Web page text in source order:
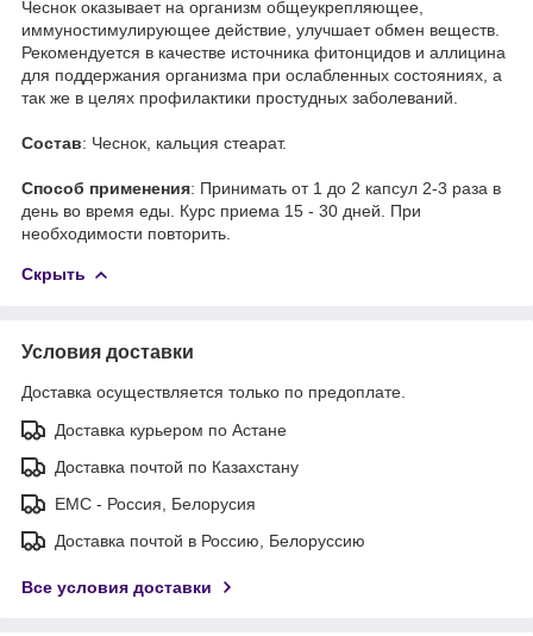
Чеснок оказывает на организм общеукрепляющее,
иммуностимулирующее действие, улучшает обмен веществ.
Рекомендуется в качестве источника фитонцидов и аллицина
для поддержания организма при ослабленных состояниях, а
так же в целях профилактики простудных заболеваний.
Состав: Чеснок, кальция стеарат.
Способ применения: Принимать от 1 до 2 капсул 2-3 раза в
день во время еды. Курс приема 15 - 30 дней. При
необходимости повторить.
Скрыть
Условия доставки
Доставка осуществляется только по предоплате.
Доставка курьером по Астане
Доставка почтой по Казахстану
ЕМС - Россия, Белорусия
Доставка почтой в Россию, Белоруссию
Все условия доставки